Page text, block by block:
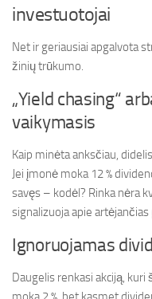
investuotojai
Net ir geriausiai apgalvota
žinių trūkumo.
„Yield chasing“
vaikymasis
Kaip minėta anksčiau,
Jei įmonė moka 12 %
savęs – kodėl? Rinka nėra
signalizuoja apie
Ignoruojamas
Daugelis renkasi akciją, kuri